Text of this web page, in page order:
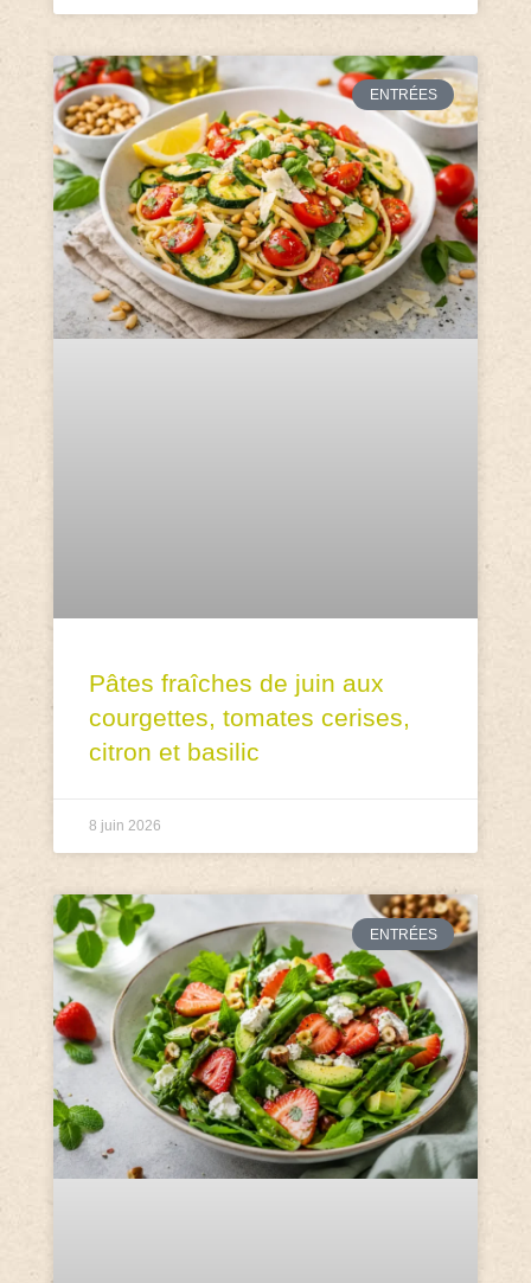
ENTRÉES
Pâtes fraîches de juin aux
courgettes, tomates cerises,
citron et basilic
8 juin 2026
ENTRÉES